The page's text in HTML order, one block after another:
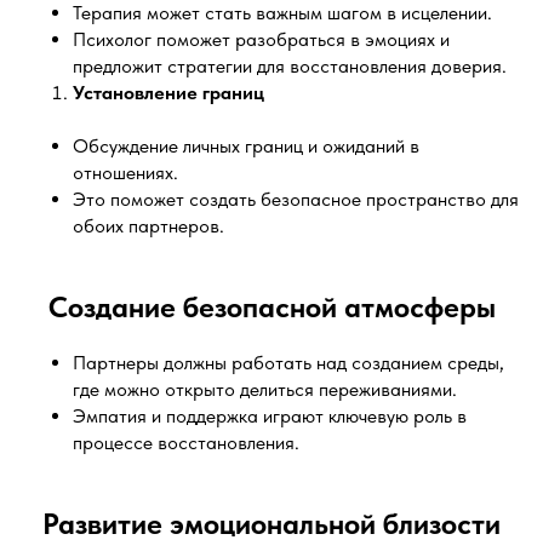
Терапия может стать важным шагом в исцелении.
Психолог поможет разобраться в эмоциях и
предложит стратегии для восстановления доверия.
Установление границ
Обсуждение личных границ и ожиданий в
отношениях.
Это поможет создать безопасное пространство для
обоих партнеров.
Создание безопасной атмосферы
Партнеры должны работать над созданием среды,
где можно открыто делиться переживаниями.
Эмпатия и поддержка играют ключевую роль в
процессе восстановления.
Развитие эмоциональной близости